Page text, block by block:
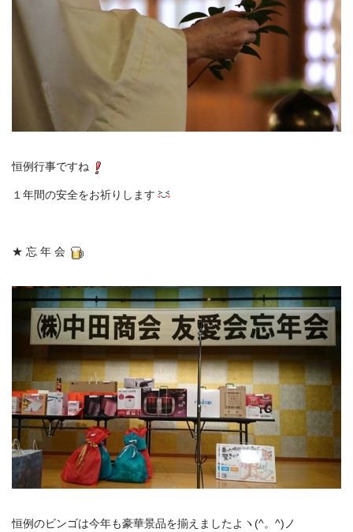
恒例行事ですね
１年間の安全をお祈りします
★ 忘 年 会
恒例のビンゴは今年も豪華景品を揃えましたよヽ(^。^)ノ